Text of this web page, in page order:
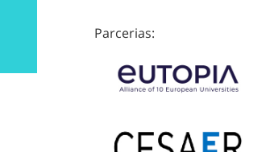
Parcerias: